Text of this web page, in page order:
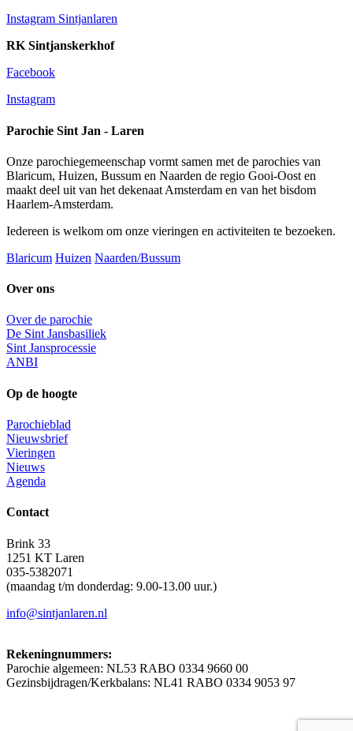
Instagram Sintjanlaren
RK Sintjanskerkhof
Facebook
Instagram
Parochie Sint Jan - Laren
Onze parochiegemeenschap vormt samen met de parochies van
Blaricum, Huizen, Bussum en Naarden de regio Gooi-Oost en
maakt deel uit van het dekenaat Amsterdam en van het bisdom
Haarlem-Amsterdam.
Iedereen is welkom om onze vieringen en activiteiten te bezoeken.
Blaricum Huizen Naarden/Bussum
Over ons
Over de parochie
De Sint Jansbasiliek
Sint Jansprocessie
ANBI
Op de hoogte
Parochieblad
Nieuwsbrief
Vieringen
Nieuws
Agenda
Contact
Brink 33
1251 KT Laren
035-5382071
(maandag t/m donderdag: 9.00-13.00 uur.)
info@sintjanlaren.nl
Rekeningnummers:
Parochie algemeen: NL53 RABO 0334 9660 00
Gezinsbijdragen/Kerkbalans: NL41 RABO 0334 9053 97